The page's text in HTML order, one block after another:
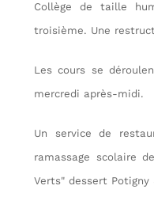
Collège de taille
troisième. Une
Les cours se
mercredi après-midi.
Un service de
ramassage scolaire
Verts" dessert Potigny